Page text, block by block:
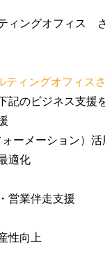
ィングオフィス
ィングオフィス
記のビジネス支援
ーメーション）
適化
営業伴走支援
性向上